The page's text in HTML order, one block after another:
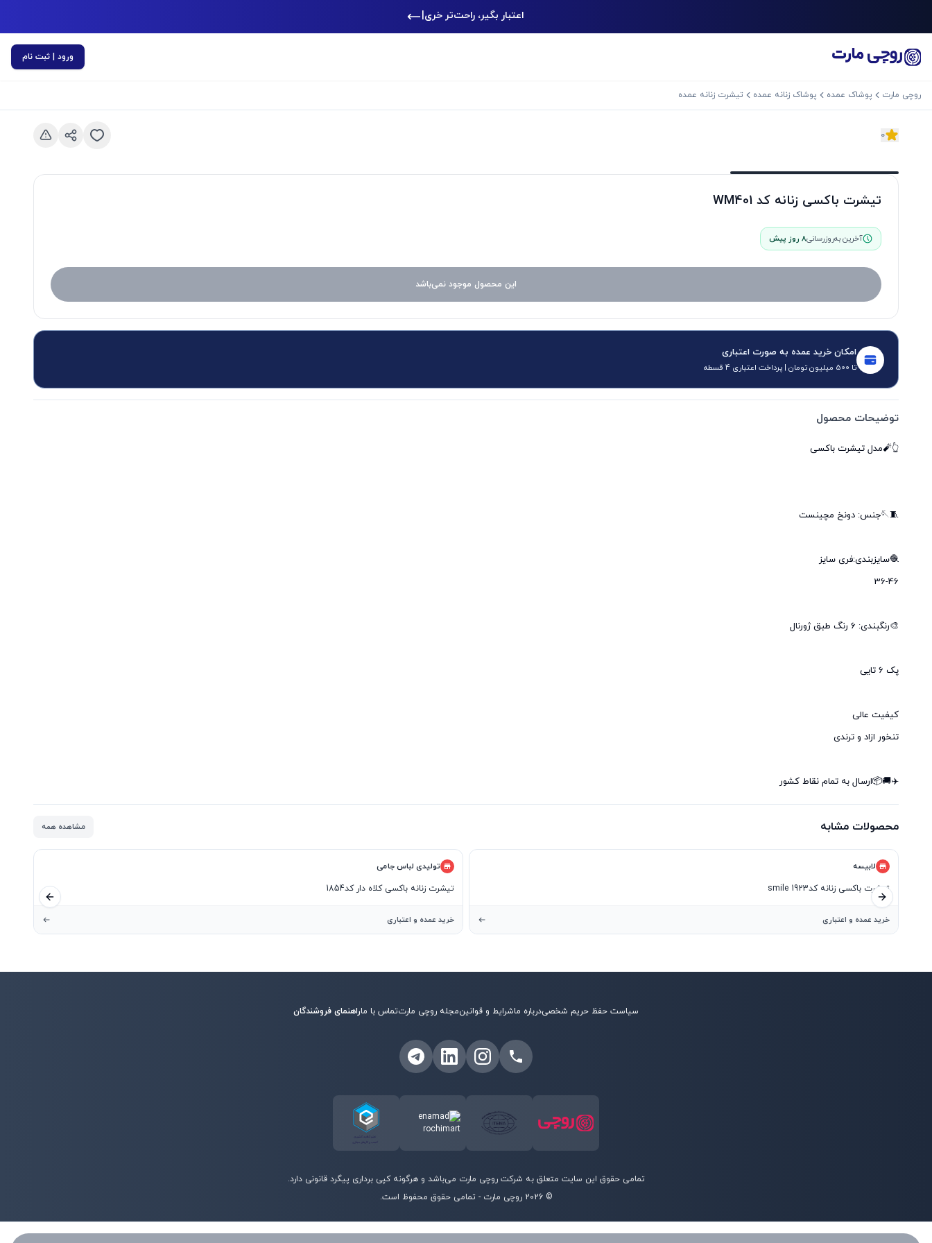
اعتبار بگیر، راحت‌تر خرید کن|
ورود | ثبت نام
روچی مارت پوشاک عمده پوشاک زنانه عمده تیشرت زنانه عمده
0
تیشرت باکسی زنانه کد WM401
آخرین به‌روزرسانی8 روز پیش
این محصول موجود نمی‌باشد
امکان خرید عمده به صورت اعتباری
تا 500 میلیون تومان | پرداخت اعتباری 4 قسطه
توضیحات محصول
✈️🚚📦ارسال به تمام نقاط کشور
محصولات مشابه مشاهده همه
تولیدی لباس جامی
تیشرت زنانه باکسی کلاه دار کد1854
خرید عمده و اعتباری
لابیسه
تیشرت باکسی زنانه کدsmile 1923
خرید عمده و اعتباری
اسلاید قبلی اسلاید بعدی
سیاست حفظ حریم شخصیدرباره ماشرایط و قوانینمجله روچی مارتتماس با ماراهنمای فروشندگان
تمامی حقوق این سایت متعلق به شرکت روچی مارت می‌باشد و هرگونه کپی برداری پیگرد قانونی دارد.
©
2026 روچی مارت - تمامی حقوق محفوظ است.